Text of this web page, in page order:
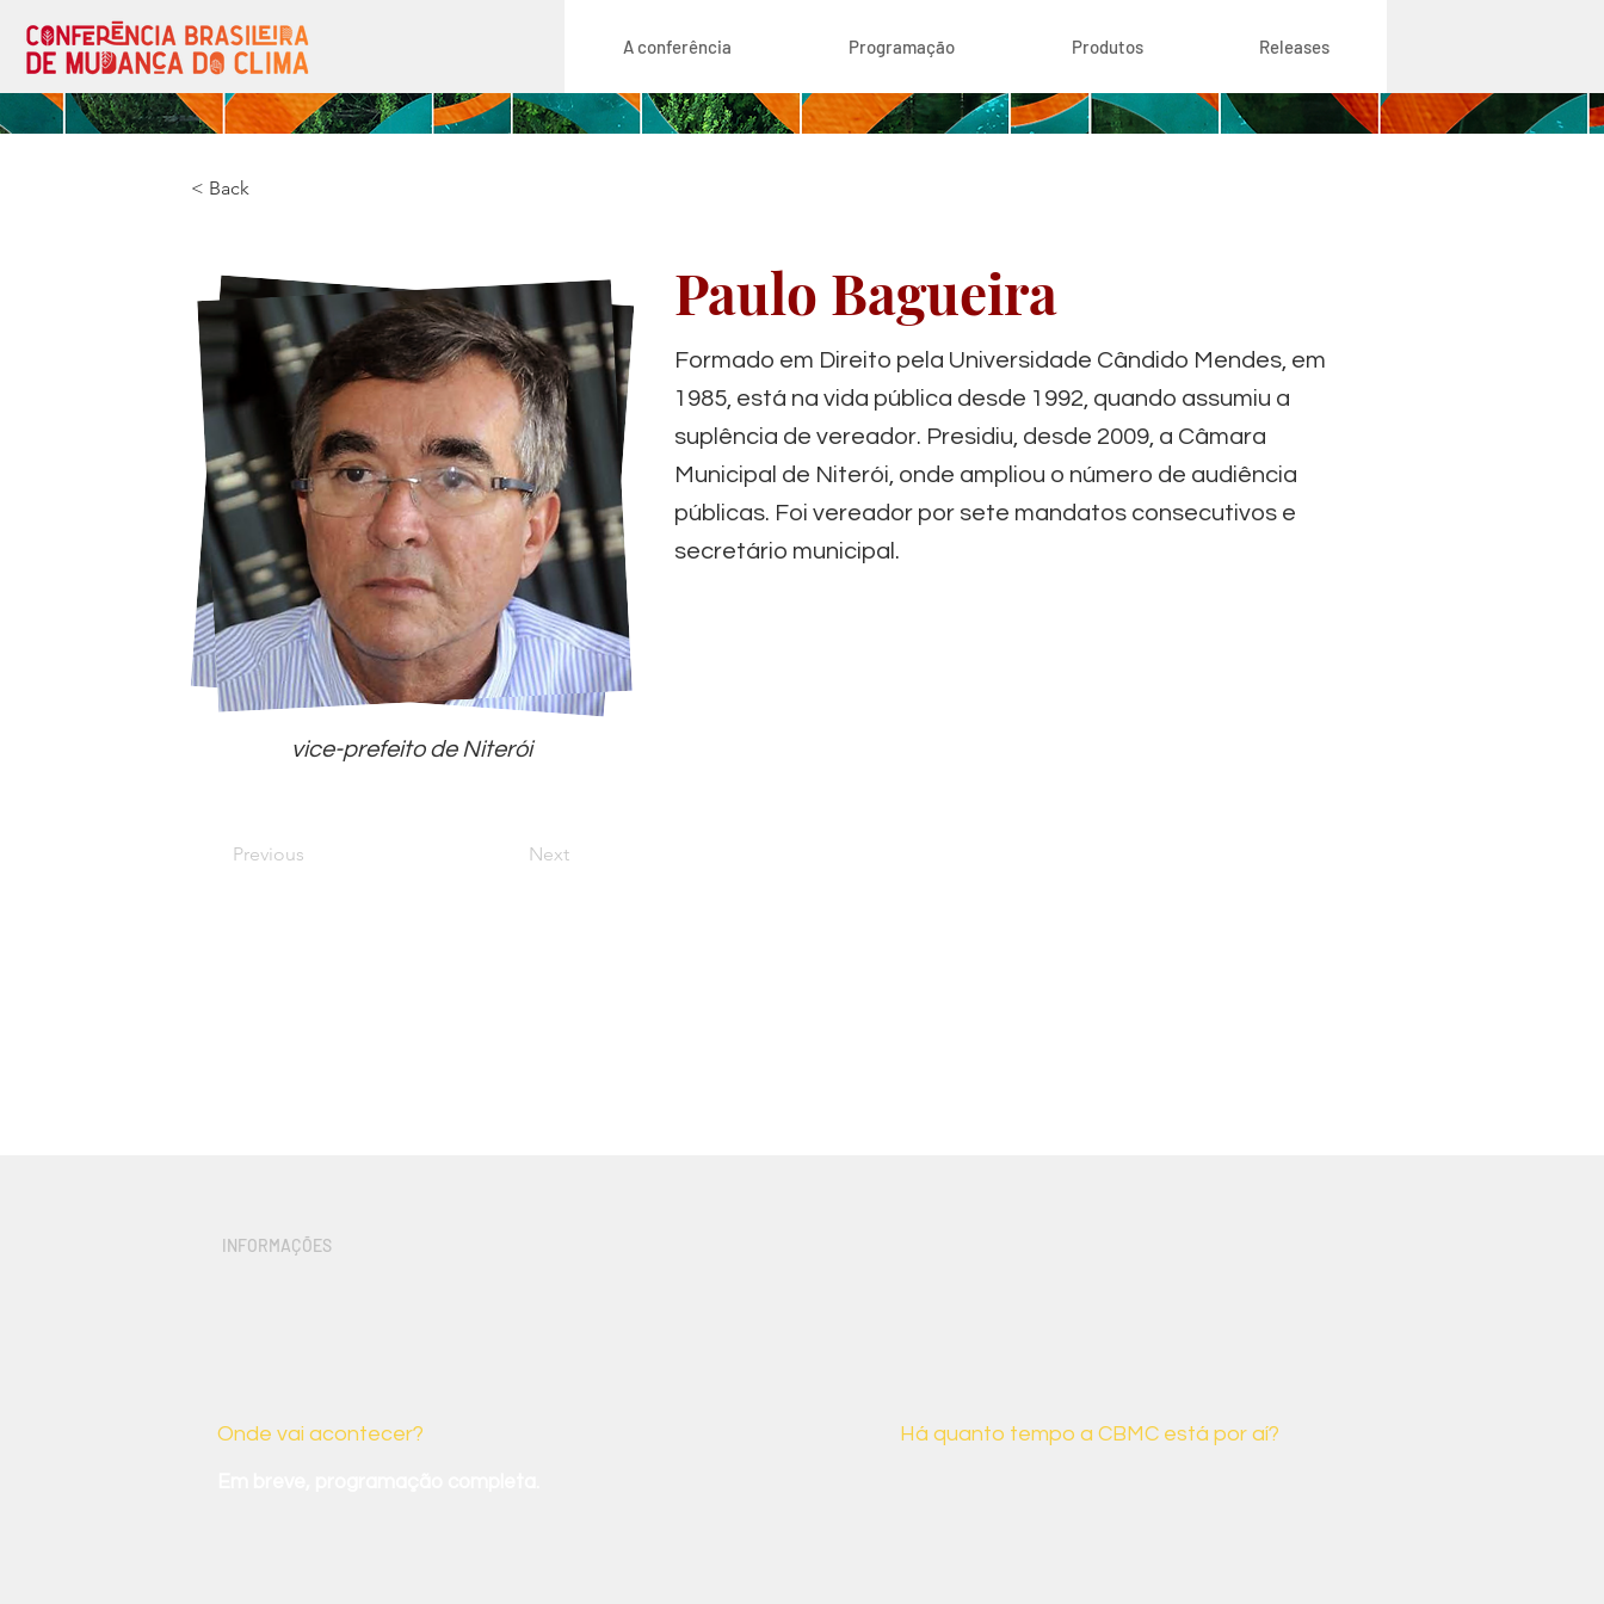
A conferência Programação Produtos Releases
< Back
vice-prefeito de Niterói
Previous Next
Paulo Bagueira
Formado em Direito pela Universidade Cândido Mendes, em
1985, está na vida pública desde 1992, quando assumiu a
suplência de vereador. Presidiu, desde 2009, a Câmara
Municipal de Niterói, onde ampliou o número de audiência
públicas. Foi vereador por sete mandatos consecutivos e
secretário municipal.
INFORMAÇÕES
Onde vai acontecer? Há quanto tempo a CBMC está por aí?